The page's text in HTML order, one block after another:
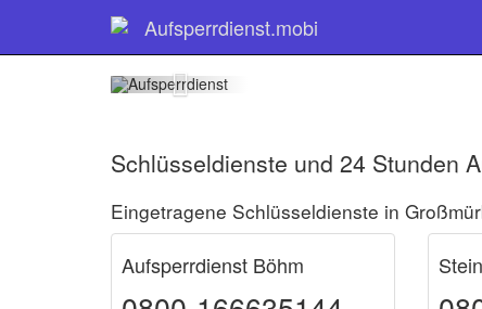
Aufsperrdienst.mobi
Schlüsseldienste und 24 Stunden
Eingetragene Schlüsseldienste in
Aufsperrdienst Böhm